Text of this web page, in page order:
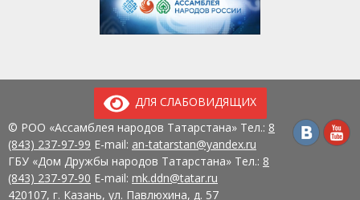
ДЛЯ СЛАБОВИДЯЩИХ
© РОО «Ассамблея народов Татарстана» Тел.: 8
(843) 237-97-99 E-mail: an-tatarstan@yandex.ru
ГБУ «Дом Дружбы народов Татарстана» Тел.: 8
(843) 237-97-90 E-mail: mk.ddn@tatar.ru
420107, г. Казань, ул. Павлюхина, д. 57